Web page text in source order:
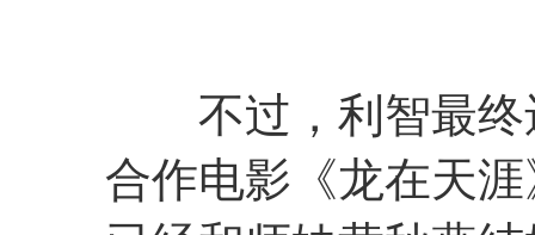
不过，利智最终
合作电影《龙在天